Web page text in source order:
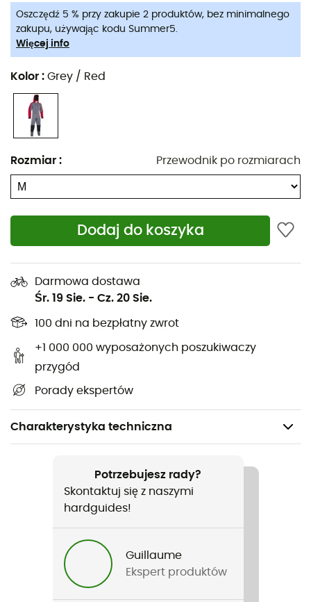
Oszczędź 5 % przy zakupie 2 produktów, bez minimalnego
zakupu, używając kodu Summer5.
Więcej info
Kolor : Grey / Red
Rozmiar : Przewodnik po rozmiarach
Dodaj do koszyka
Darmowa dostawa
Śr. 19 Sie. - Cz. 20 Sie.
100 dni na bezpłatny zwrot
+1 000 000 wyposażonych poszukiwaczy
przygód
Porady ekspertów
Charakterystyka techniczna
Surfing / Kitesurf / Wingfoil
Nazwa produktu
Fuse Drysuit 4/3 Back Zip
Potrzebujesz rady?
Skontaktuj się z naszymi
hardguides!
Guillaume
Ekspert produktów